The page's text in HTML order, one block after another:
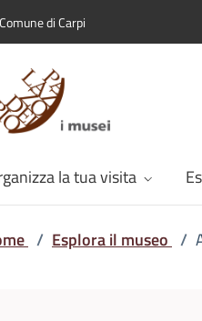
Comune di Carpi
la tua visita
/ Esplora il museo /